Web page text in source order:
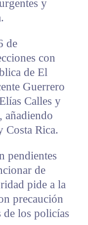
y
de
con
de El
Guerrero
Calles y
añadiendo
Rica.
pendientes
de
pide a la
precaución
de los policías